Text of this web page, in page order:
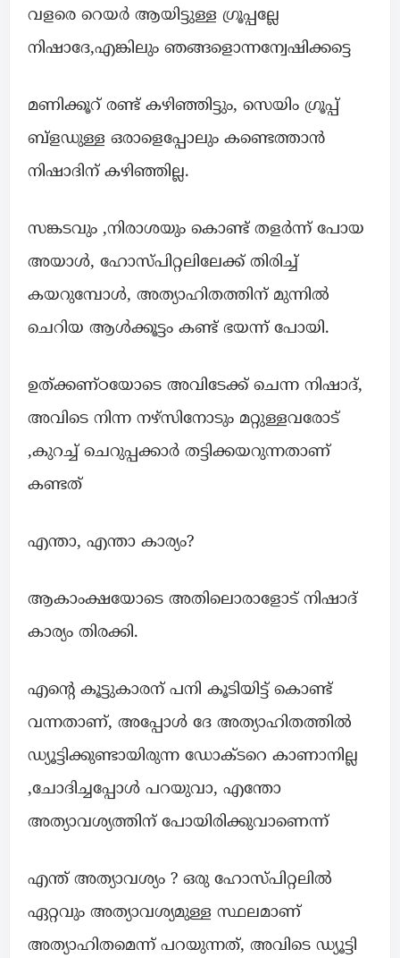
വളരെ റെയർ ആയിട്ടുള്ള ഗ്രൂപ്പല്ലേ
നിഷാദേ,എങ്കിലും ഞങ്ങളൊന്നന്വേഷിക്കട്ടെ
മണിക്കൂറ് രണ്ട് കഴിഞ്ഞിട്ടും, സെയിം ഗ്രൂപ്പ്
ബ്ളഡുള്ള ഒരാളെപ്പോലും കണ്ടെത്താൻ
നിഷാദിന് കഴിഞ്ഞില്ല.
സങ്കടവും ,നിരാശയും കൊണ്ട് തളർന്ന് പോയ
അയാൾ, ഹോസ്പിറ്റലിലേക്ക് തിരിച്ച്
കയറുമ്പോൾ, അത്യാഹിതത്തിന് മുന്നിൽ
ചെറിയ ആൾക്കൂട്ടം കണ്ട് ഭയന്ന് പോയി.
ഉത്ക്കണ്ഠയോടെ അവിടേക്ക് ചെന്ന നിഷാദ്,
അവിടെ നിന്ന നഴ്സിനോടും മറ്റുള്ളവരോട്
,കുറച്ച് ചെറുപ്പക്കാർ തട്ടിക്കയറുന്നതാണ്
കണ്ടത്
എന്താ, എന്താ കാര്യം?
ആകാംക്ഷയോടെ അതിലൊരാളോട് നിഷാദ്
കാര്യം തിരക്കി.
എൻ്റെ കൂട്ടുകാരന് പനി കൂടിയിട്ട് കൊണ്ട്
വന്നതാണ്, അപ്പോൾ ദേ അത്യാഹിതത്തിൽ
ഡ്യൂട്ടിക്കുണ്ടായിരുന്ന ഡോക്ടറെ കാണാനില്ല
,ചോദിച്ചപ്പോൾ പറയുവാ, എന്തോ
അത്യാവശ്യത്തിന് പോയിരിക്കുവാണെന്ന്
എന്ത് അത്യാവശ്യം ? ഒരു ഹോസ്പിറ്റലിൽ
ഏറ്റവും അത്യാവശ്യമുള്ള സ്ഥലമാണ്
അത്യാഹിതമെന്ന് പറയുന്നത്, അവിടെ ഡ്യൂട്ടി